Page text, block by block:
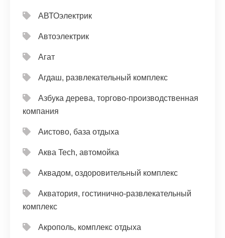
АВТОэлектрик
Автоэлектрик
Агат
Агдаш, развлекательный комплекс
Азбука дерева, торгово-производственная
компания
Аистово, база отдыха
Аква Tech, автомойка
Аквадом, оздоровительный комплекс
Акватория, гостинично-развлекательный
комплекс
Акрополь, комплекс отдыха